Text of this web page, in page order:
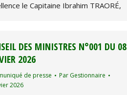
le Capitaine Ibrahim TRAORÉ,
DES MINISTRES N°001 DU 08
2026
de presse Par Gestionnaire
2026